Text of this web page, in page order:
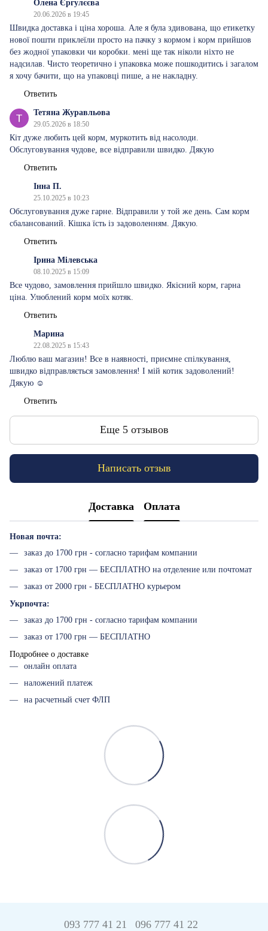
Олена Єргулєєва
20.06.2026 в 19:45
Швидка доставка і ціна хороша. Але я була здивована, що етикетку
нової пошти приклеїли просто на пачку з кормом і корм прийшов
без жодної упаковки чи коробки. мені ще так ніколи ніхто не
надсилав. Чисто теоретично і упаковка може пошкодитись і загалом
я хочу бачити, що на упаковці пише, а не накладну.
Ответить
Тетяна Журавльова
29.05.2026 в 18:50
Кіт дуже любить цей корм, муркотить від насолоди.
Обслуговування чудове, все відправили швидко. Дякую
Ответить
Інна П.
25.10.2025 в 10:23
Обслуговування дуже гарне. Відправили у той же день. Сам корм
сбалансований. Кішка їсть із задоволенням. Дякую.
Ответить
Ірина Мілевська
08.10.2025 в 15:09
Все чудово, замовлення прийшло швидко. Якісний корм, гарна
ціна. Улюблений корм моїх котяк.
Ответить
Марина
22.08.2025 в 15:43
Люблю ваш магазин! Все в наявності, приємне спілкування,
швидко відправляється замовлення! І мій котик задоволений!
Дякую ☺️
Ответить
Еще 5 отзывов
Написать отзыв
Доставка Оплата
Новая почта:
заказ до 1700 грн - согласно тарифам компании
заказ от 1700 грн — БЕСПЛАТНО на отделение или почтомат
заказ от 2000 грн - БЕСПЛАТНО курьером
Укрпочта:
заказ до 1700 грн - согласно тарифам компании
заказ от 1700 грн — БЕСПЛАТНО
Подробнее о доставке
онлайн оплата
наложений платеж
на расчетный счет ФЛП
093 777 41 21 096 777 41 22